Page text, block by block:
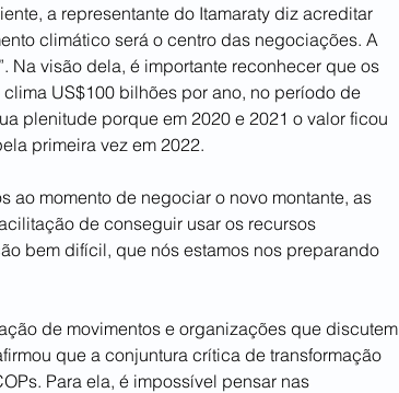
a representante do Itamaraty diz acreditar
climático será o centro das negociações. A
Na visão dela, é importante reconhecer que os
US$100 bilhões por ano, no período de
plenitude porque em 2020 e 2021 o valor ficou
primeira vez em 2022.
momento de negociar o novo montante, as
de conseguir usar os recursos
bem difícil, que nós estamos nos preparando
de movimentos e organizações que discutem
que a conjuntura crítica de transformação
Para ela, é impossível pensar nas